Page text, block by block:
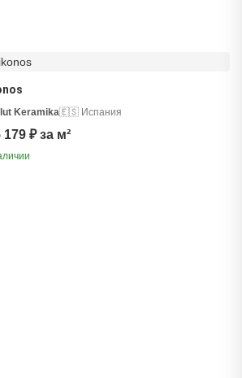
Keramika🇪🇸 Испания
179 ₽ за м²